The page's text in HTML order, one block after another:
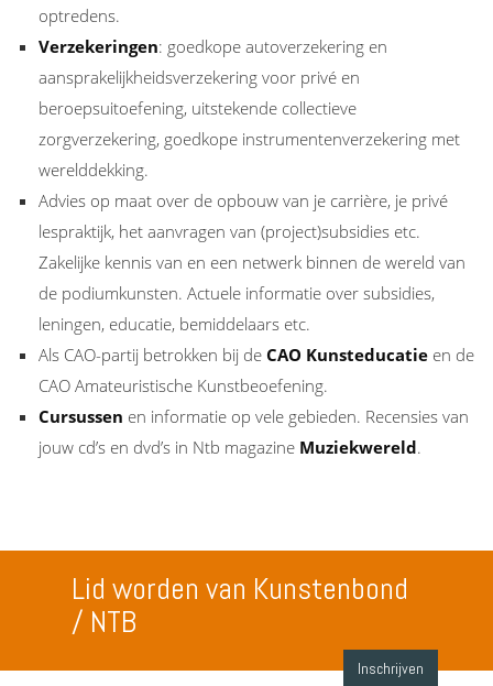
optredens.
Verzekeringen: goedkope autoverzekering en
aansprakelijkheidsverzekering voor privé en
beroepsuitoefening, uitstekende collectieve
zorgverzekering, goedkope instrumentenverzekering met
werelddekking.
Advies op maat over de opbouw van je carrière, je privé
lespraktijk, het aanvragen van (project)subsidies etc.
Zakelijke kennis van en een netwerk binnen de wereld van
de podiumkunsten. Actuele informatie over subsidies,
leningen, educatie, bemiddelaars etc.
Als CAO-partij betrokken bij de CAO Kunsteducatie en de
CAO Amateuristische Kunstbeoefening.
Cursussen en informatie op vele gebieden. Recensies van
jouw cd’s en dvd’s in Ntb magazine Muziekwereld.
Lid worden van Kunstenbond
/ NTB
Inschrijven